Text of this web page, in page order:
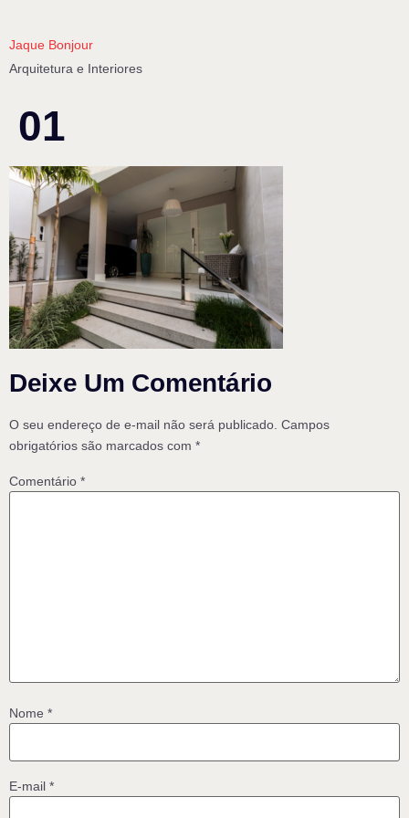
Jaque Bonjour
Arquitetura e Interiores
01
Deixe Um Comentário
O seu endereço de e-mail não será publicado. Campos
obrigatórios são marcados com *
Comentário *
Nome *
E-mail *